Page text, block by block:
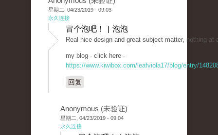
星期二, 04/23/2019 - 09:03
永久连接
冒个泡吧！ | 泡泡
Real nice design and great subject matter, nothing at
my blog - click here -
https://www.kiwibox.com/leafviola17/blog/entry/
回复
Anonymous (未验证)
星期二, 04/23/2019 - 09:04
永久连接